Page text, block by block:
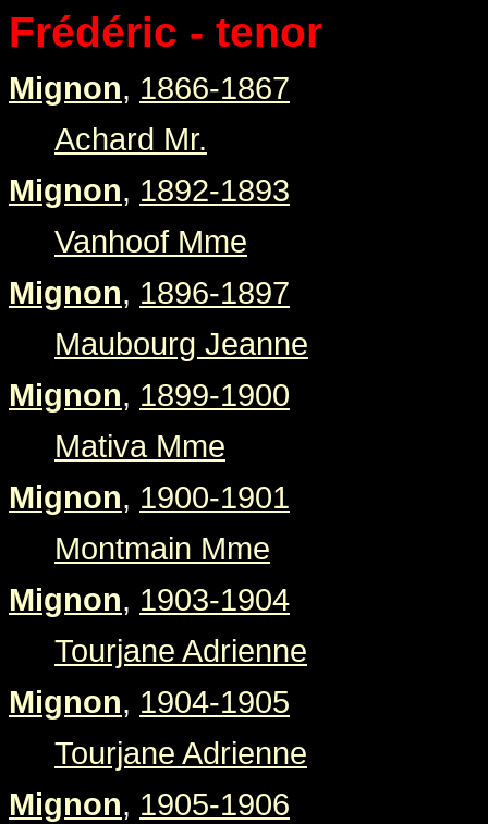
Frédéric - tenor
Mignon, 1866-1867
Achard Mr.
Mignon, 1892-1893
Vanhoof Mme
Mignon, 1896-1897
Maubourg Jeanne
Mignon, 1899-1900
Mativa Mme
Mignon, 1900-1901
Montmain Mme
Mignon, 1903-1904
Tourjane Adrienne
Mignon, 1904-1905
Tourjane Adrienne
Mignon, 1905-1906